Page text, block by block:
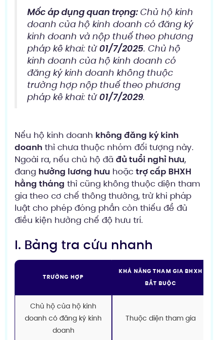
Mốc áp dụng quan trọng:Chủ hộ kinh
doanh của hộ kinh doanh có đăng ký
kinh doanh và nộp thuế theo phương
pháp kê khai: từ 01/7/2025. Chủ hộ
kinh doanh của hộ kinh doanh có
đăng ký kinh doanh không thuộc
trường hợp nộp thuế theo phương
pháp kê khai: từ 01/7/2029.
Nếu hộ kinh doanh không đăng ký kinh
doanh thì chưa thuộc nhóm đối tượng này.
Ngoài ra, nếu chủ hộ đã đủ tuổi nghỉ hưu,
đang hưởng lương hưu hoặc trợ cấp BHXH
hằng tháng thì cũng không thuộc diện tham
gia theo cơ chế thông thường, trừ khi pháp
luật cho phép đóng phần còn thiếu để đủ
điều kiện hưởng chế độ hưu trí.
I. Bảng tra cứu nhanh
TRƯỜNG HỢP
KHẢ NĂNG THAM GIA BHXH
BẮT BUỘC
Chủ hộ của hộ kinh
doanh có đăng ký kinh
doanh
Thuộc diện tham gia